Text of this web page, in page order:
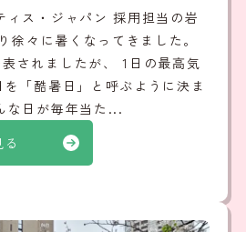
ィス・ジャパン 採用担当の岩
々に暑くなってきました。
されましたが、 1日の最高気
「酷暑日」と呼ぶように決ま
な日が毎年当た...